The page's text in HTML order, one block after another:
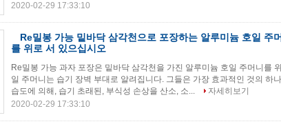
2020-02-29 17:33:10
Re밀봉 가능 밑바닥 삼각천으로 포장하는 알루미늄 호일 주
를 위로 서 있으십시오
Re밀봉 가능 과자 포장은 밑바닥 삼각천을 가진 알루미늄 호일 주머니를
일 주머니는 습기 장벽 부대로 알려집니다. 그들은 가장 효과적인 것의 하
습도에 의해, 습기 초래된, 부식성 손상을 산소, 소...
자세히보기
2020-02-29 17:33:10